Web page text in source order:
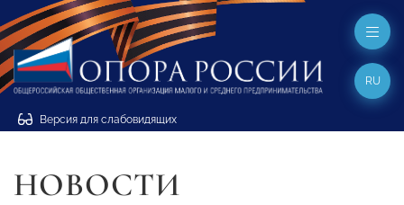
Версия для слабовидящих
RU
НОВОСТИ